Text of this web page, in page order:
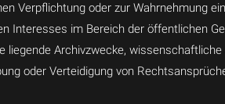
Verpflichtung oder zur Wahrnehmung
Interesses im Bereich der öffentlichen
liegende Archivzwecke,
oder Verteidigung von